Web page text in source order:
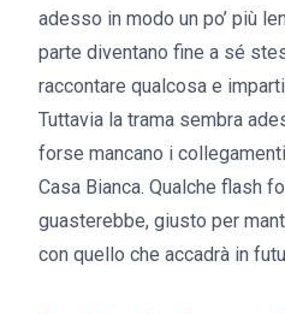
adesso in modo un po’ più
parte diventano fine a sé
raccontare qualcosa e
Tuttavia la trama sembra
forse mancano i
Casa Bianca. Qualche flash
guasterebbe, giusto per
con quello che accadrà in